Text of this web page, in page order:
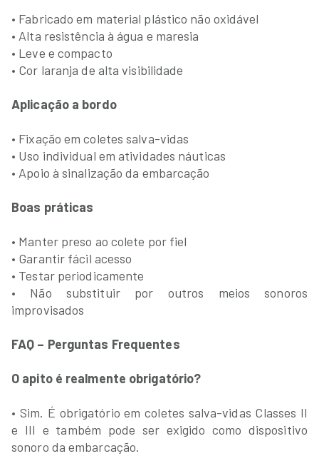
• Fabricado em material plástico não oxidável
• Alta resistência à água e maresia
• Leve e compacto
• Cor laranja de alta visibilidade
Aplicação a bordo
• Fixação em coletes salva-vidas
• Uso individual em atividades náuticas
• Apoio à sinalização da embarcação
Boas práticas
• Manter preso ao colete por fiel
• Garantir fácil acesso
• Testar periodicamente
• Não substituir por outros meios sonoros
improvisados
FAQ – Perguntas Frequentes
O apito é realmente obrigatório?
• Sim. É obrigatório em coletes salva-vidas Classes II
e III e também pode ser exigido como dispositivo
sonoro da embarcação.